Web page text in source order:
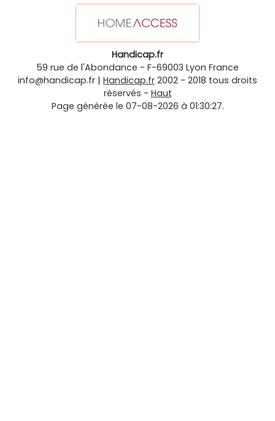
Handicap.fr
59 rue de l'Abondance - F-69003 Lyon France
info@handicap.fr | Handicap.fr 2002 - 2018 tous droits
réservés - Haut
Page générée le 07-08-2026 à 01:30:27.